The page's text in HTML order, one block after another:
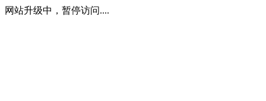
网站升级中，暂停访问....